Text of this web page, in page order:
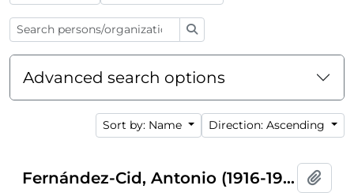
Advanced search options
Sort by: Name Direction: Ascending
Fernández-Cid, Antonio (1916-1995)